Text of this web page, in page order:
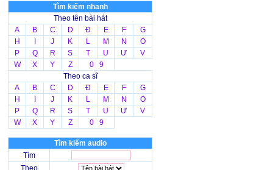
Tìm kiếm nhanh
Theo tên bài hát
A
B C D Đ E F
G
H
J K L M N
O
P
Q R S T U Ư
V
W
X Y Z
0 9
Theo ca sĩ
A
B C D Đ E F
G
H
J K L M N
O
P
Q R S T U Ư
V
W
X Y Z 0 9
Tìm kiếm audio
Tìm
Theo